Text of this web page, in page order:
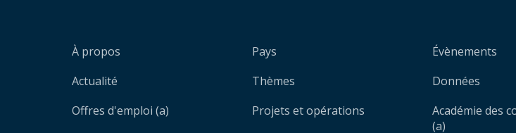
À propos
Actualité
Offres d'emploi (a)
Pays
Thèmes
Projets et opérations
Évènements
Données
Académie des
(a)